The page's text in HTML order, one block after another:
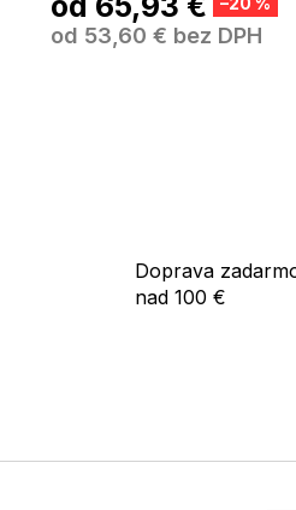
od 53,60 € bez DPH
Doprava
nad 100 €